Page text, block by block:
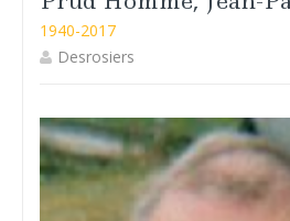
1940-2017
Desrosiers